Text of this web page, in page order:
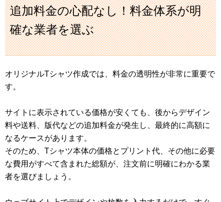
追加料金の心配なし！料金体系が明
確な業者を選ぶ
オリジナルTシャツ作成では、料金の透明性が非常に重要で
す。
サイトに表示されている価格が安くても、後からデザイン
料や送料、版代などの追加料金が発生し、最終的に高額に
なるケースがあります。
そのため、Tシャツ本体の価格とプリント代、その他に必要
な費用がすべて含まれた総額が、注文前に明確にわかる業
者を選びましょう。